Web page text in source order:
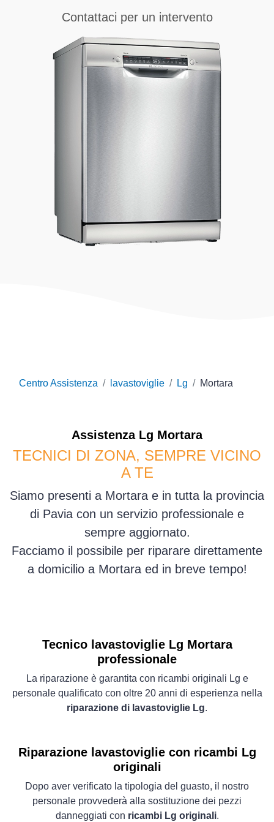
Contattaci per un intervento
Centro Assistenza lavastoviglie Lg Mortara
Assistenza Lg Mortara
TECNICI DI ZONA, SEMPRE VICINO
A TE
Siamo presenti a Mortara e in tutta la provincia
di Pavia con un servizio professionale e
sempre aggiornato.
Facciamo il possibile per riparare direttamente
a domicilio a Mortara ed in breve tempo!
Tecnico lavastoviglie Lg Mortara
professionale
La riparazione è garantita con ricambi originali Lg e
personale qualificato con oltre 20 anni di esperienza nella
riparazione di lavastoviglie Lg.
Riparazione lavastoviglie con ricambi Lg
originali
Dopo aver verificato la tipologia del guasto, il nostro
personale provvederà alla sostituzione dei pezzi
danneggiati con ricambi Lg originali.